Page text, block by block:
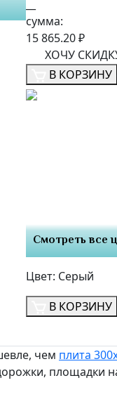
сумма:
15 865.20 ₽
ХОЧУ
В КОРЗИНУ
Смотреть все
Цвет: Серый
В КОРЗИНУ
чем плита
площадки